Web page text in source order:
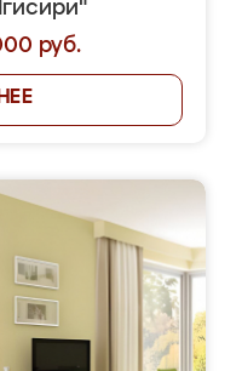
руб.